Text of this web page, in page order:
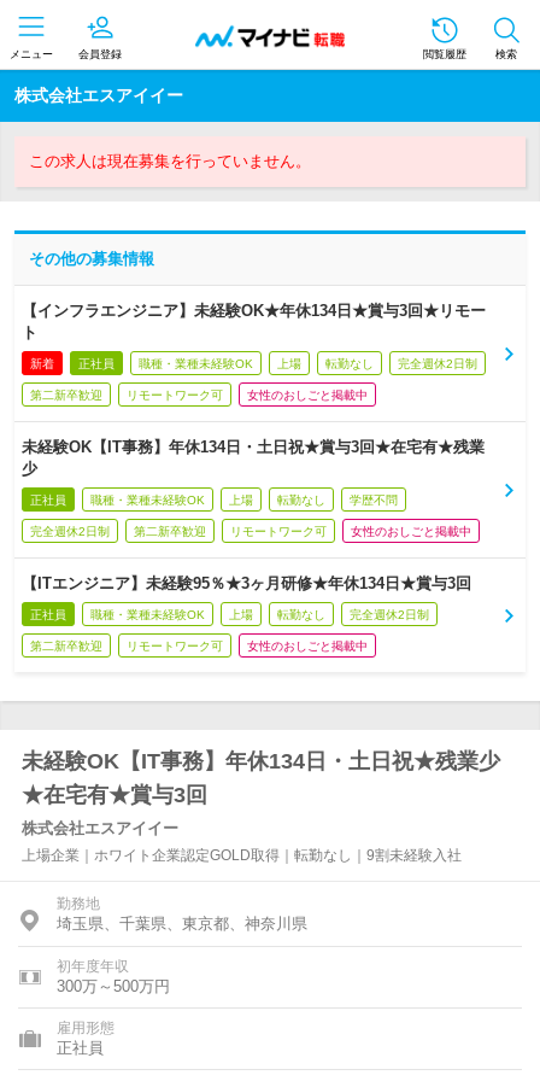
メニュー 会員登録 閲覧履歴 検索
株式会社エスアイイー
この求人は現在募集を行っていません。
その他の募集情報
【インフラエンジニア】未経験OK★年休134日★賞与3回★リモー
ト
新着 正社員 職種・業種未経験OK 上場 転勤なし 完全週休2日制
第二新卒歓迎 リモートワーク可 女性のおしごと掲載中
未経験OK【IT事務】年休134日・土日祝★賞与3回★在宅有★残業
少
正社員 職種・業種未経験OK 上場 転勤なし 学歴不問
完全週休2日制 第二新卒歓迎 リモートワーク可 女性のおしごと掲載中
【ITエンジニア】未経験95％★3ヶ月研修★年休134日★賞与3回
正社員 職種・業種未経験OK 上場 転勤なし 完全週休2日制
第二新卒歓迎 リモートワーク可 女性のおしごと掲載中
未経験OK【IT事務】年休134日・土日祝★残業少
★在宅有★賞与3回
株式会社エスアイイー
上場企業｜ホワイト企業認定GOLD取得｜転勤なし｜9割未経験入社
勤務地
埼玉県、千葉県、東京都、神奈川県
初年度年収
300万～500万円
雇用形態
正社員